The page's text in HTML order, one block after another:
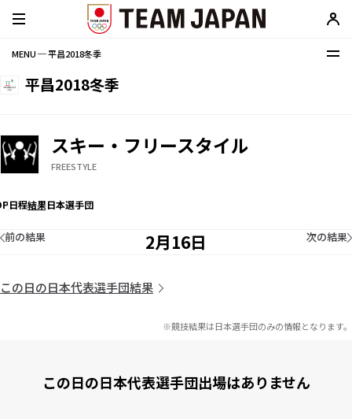
MENU ─ 平昌2018冬季
平昌2018冬季
スキー・フリースタイル
FREESTYLE
日程結果日本選手団
2月16日
前の結果 次の結果
この日の日本代表選手団結果
※競技結果は日本選手団のみの情報となります。
この日の日本代表選手団出場はありません